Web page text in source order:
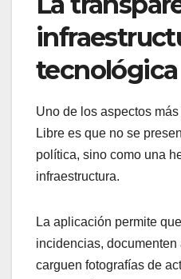
tecnológica
Uno de los aspectos
Libre es que no se
política, sino como una
infraestructura.
La aplicación permite
incidencias, documenten
carguen fotografías de